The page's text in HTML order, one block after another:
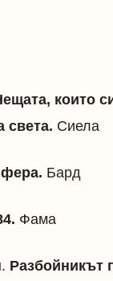
които
света. Сиела
Бард
Фама
Разбойникът